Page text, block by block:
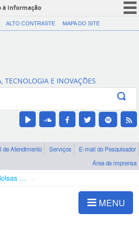
à informação
CORONAVÍRUS (COVID-19)
Canais
ALTO CONTRASTE MAPA DO SITE
TECNOLOGIA E INOVAÇÕES
de Atendimento Serviços
E-mail do Pesquisador
Área de imprensa
Bolsas e Auxílios Vigentes
MENU